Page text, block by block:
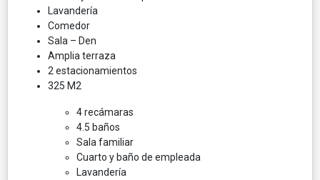
Lavandería
Comedor
Sala – Den
Amplia terraza
2 estacionamientos
325 M2
4 recámaras
4.5 baños
Sala familiar
Cuarto y baño de empleada
Lavandería